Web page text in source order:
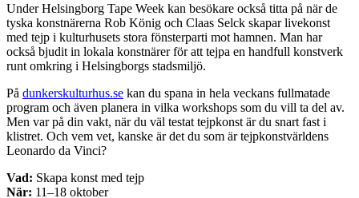
Under Helsingborg Tape Week kan besökare också titta på när de
tyska konstnärerna Rob König och Claas Selck skapar livekonst
med tejp i kulturhusets stora fönsterparti mot hamnen. Man har
också bjudit in lokala konstnärer för att tejpa en handfull konstverk
runt omkring i Helsingborgs stadsmiljö.
På dunkerskulturhus.se kan du spana in hela veckans fullmatade
program och även planera in vilka workshops som du vill ta del av.
Men var på din vakt, när du väl testat tejpkonst är du snart fast i
klistret. Och vem vet, kanske är det du som är tejpkonstvärldens
Leonardo da Vinci?
Vad: Skapa konst med tejp
När: 11–18 oktober